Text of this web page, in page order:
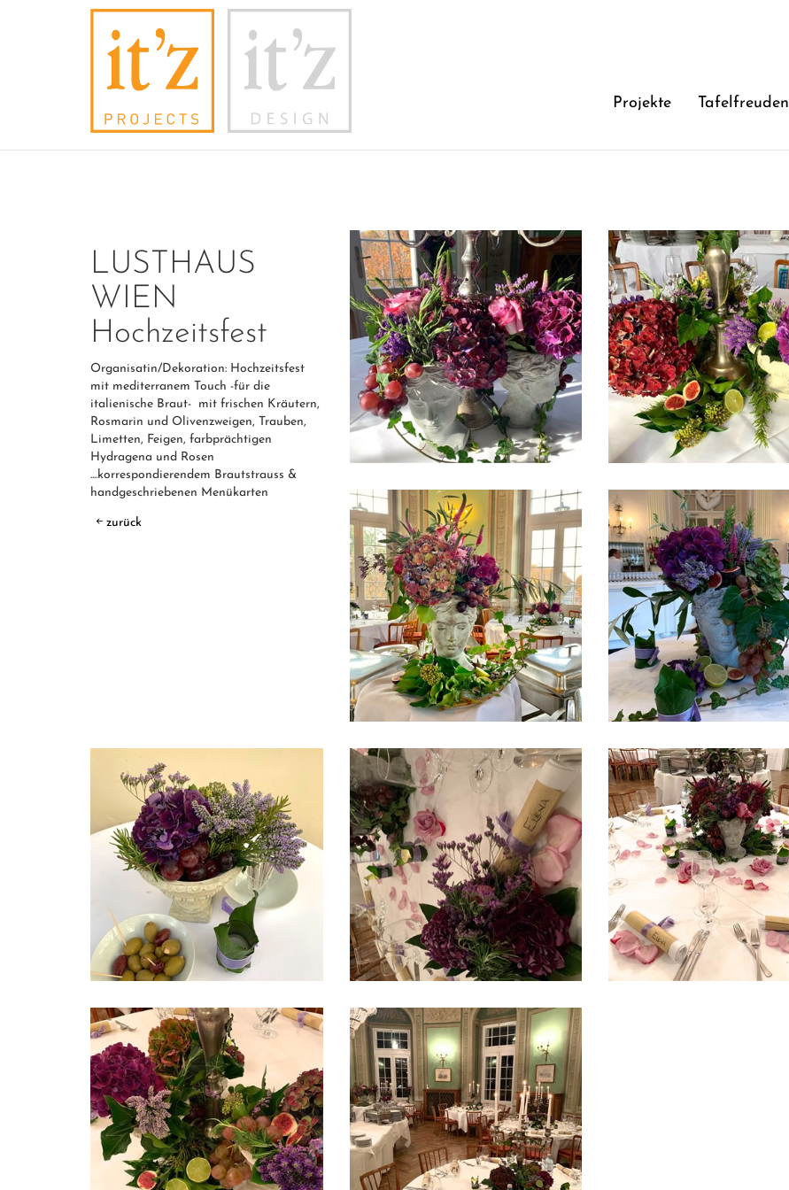
Projekte Tafelfreuden
LUSTHAUS
WIEN
Hochzeitsfest
Organisatin/Dekoration: Hochzeitsfest
mit mediterranem Touch -für die
italienische Braut- mit frischen Kräutern,
Rosmarin und Olivenzweigen, Trauben,
Limetten, Feigen, farbprächtigen
Hydragena und Rosen
....korrespondierendem Brautstrauss &
handgeschriebenen Menükarten
zurück